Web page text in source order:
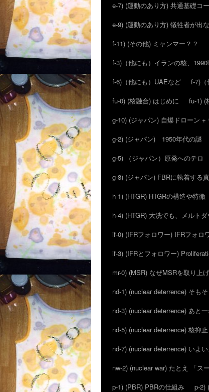
e-7) (運動のあり方) 共通基礎コ
e-9) (運動のあり方) 犠牲者が出
f-11) (その他) ミャンマー？？
f-3)（他にも）イランの核、
f-6)（他にも）UAEなど
f-7)（
fu-0) (核融合) はじめに
fu-1) (
g-10) (ジャパン) 自爆ドローン
g-2) (ジャパン) 1950年代の謎
g-5) （ジャパン）原発へのテロ
g-8) (ジャパン) FBRに執着する
h-1) (HTGR) HTGRの構造や特徴
h-4) (HTGR) 大洗でも、メルト
if-0) (IFRフォロワー) IFRフォロ
if-3) (IFRとフォロワー)
mr-0) (MSR) なぜMSRを取り上
nd-1) (nuclear deterrence) そも
nd-3) (nuclear deterrence) あと
nd-5) (nuclear deterrence) 核抑
nd-7) (nuclear deterrence) いよ
nw-2) (nuclear war) たとえ 「ス
p-1) (PBR) PBRの仕組み
p-2)